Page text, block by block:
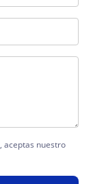
aceptas nuestro